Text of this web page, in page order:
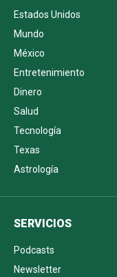
Estados Unidos
Mundo
México
Entretenimiento
Dinero
Salud
Tecnología
Texas
Astrología
SERVICIOS
Podcasts
Newsletter